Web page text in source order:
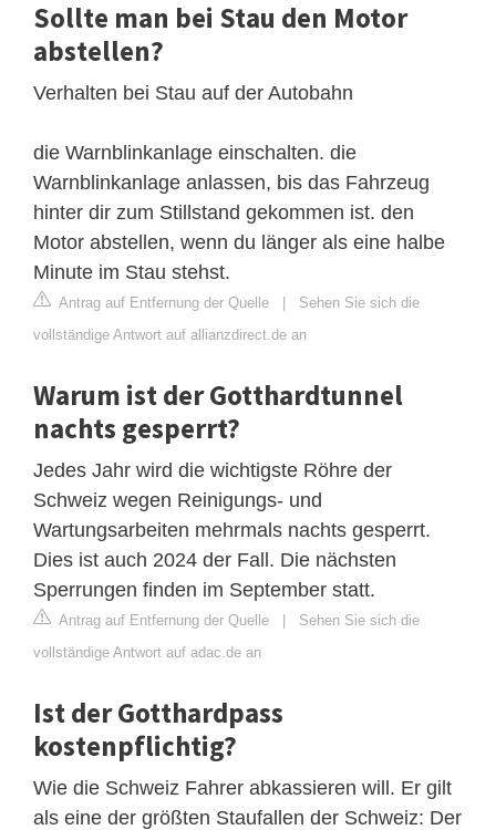
Sollte man bei Stau den Motor
abstellen?
Verhalten bei Stau auf der Autobahn
die Warnblinkanlage einschalten. die
Warnblinkanlage anlassen, bis das Fahrzeug
hinter dir zum Stillstand gekommen ist. den
Motor abstellen, wenn du länger als eine halbe
Minute im Stau stehst.
Antrag auf Entfernung der Quelle | Sehen Sie sich die
vollständige Antwort auf allianzdirect.de an
Warum ist der Gotthardtunnel
nachts gesperrt?
Jedes Jahr wird die wichtigste Röhre der
Schweiz wegen Reinigungs- und
Wartungsarbeiten mehrmals nachts gesperrt.
Dies ist auch 2024 der Fall. Die nächsten
Sperrungen finden im September statt.
Antrag auf Entfernung der Quelle | Sehen Sie sich die
vollständige Antwort auf adac.de an
Ist der Gotthardpass
kostenpflichtig?
Wie die Schweiz Fahrer abkassieren will. Er gilt
als eine der größten Staufallen der Schweiz: Der